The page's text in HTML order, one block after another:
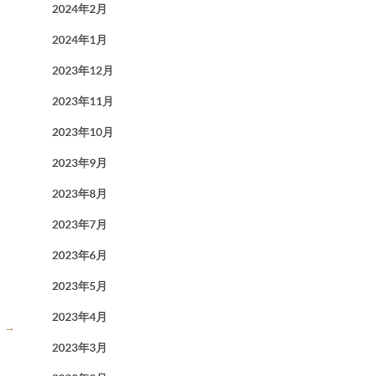
→
2024年2月
2024年1月
2023年12月
2023年11月
2023年10月
2023年9月
2023年8月
2023年7月
2023年6月
2023年5月
2023年4月
2023年3月